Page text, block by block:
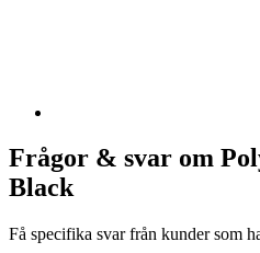
Frågor & svar om
Black
Få specifika svar från kunder som